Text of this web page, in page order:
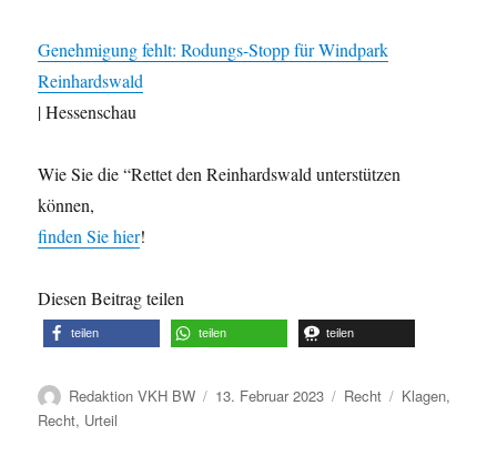
Genehmigung fehlt: Rodungs-Stopp für Windpark
Reinhardswald
| Hessenschau
Wie Sie die “Rettet den Reinhardswald unterstützen
können,
finden Sie hier!
Diesen Beitrag teilen
teilen teilen teilen
Autor
Redaktion VKH BW
Veröffentlicht
13. Februar 2023 Kategorien
Recht Schlagwörter
Klagen,
Recht, Urteil